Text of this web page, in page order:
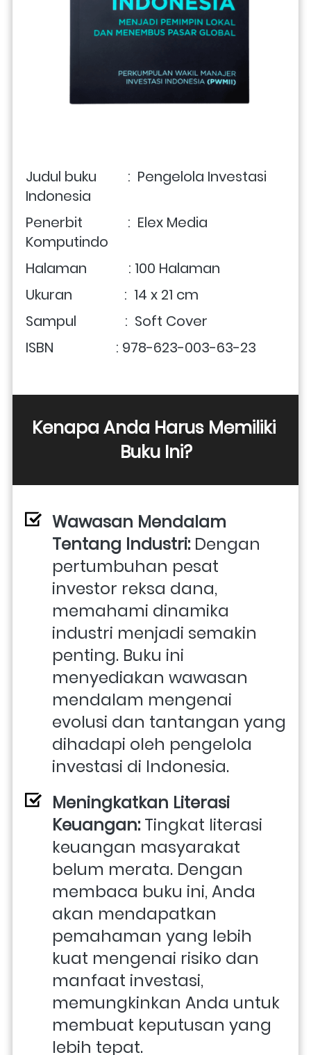
Judul buku         :  Pengelola Investasi
Indonesia
Penerbit             :  Elex Media
Komputindo
Halaman            : 100 Halaman
Ukuran               :  14 x 21 cm
Sampul              :  Soft Cover
ISBN                  : 978-623-003-63-23
Kenapa Anda Harus Memiliki
Buku Ini?
Wawasan Mendalam
Tentang Industri: Dengan
pertumbuhan pesat
investor reksa dana,
memahami dinamika
industri menjadi semakin
penting. Buku ini
menyediakan wawasan
mendalam mengenai
evolusi dan tantangan yang
dihadapi oleh pengelola
investasi di Indonesia.
Meningkatkan Literasi
Keuangan: Tingkat literasi
keuangan masyarakat
belum merata. Dengan
membaca buku ini, Anda
akan mendapatkan
pemahaman yang lebih
kuat mengenai risiko dan
manfaat investasi,
memungkinkan Anda untuk
membuat keputusan yang
lebih tepat.